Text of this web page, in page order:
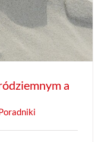
a